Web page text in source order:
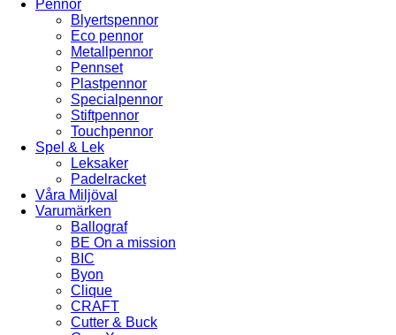
Pennor
Blyertspennor
Eco pennor
Metallpennor
Pennset
Plastpennor
Specialpennor
Stiftpennor
Touchpennor
Spel & Lek
Leksaker
Padelracket
Våra Miljöval
Varumärken
Ballograf
BE On a mission
BIC
Byon
Clique
CRAFT
Cutter & Buck